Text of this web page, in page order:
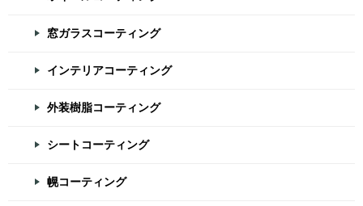
窓ガラスコーティング
インテリアコーティング
外装樹脂コーティング
シートコーティング
幌コーティング